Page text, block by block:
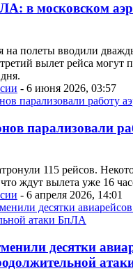
в московском
на полеты вводили
вылет рейса могут
- 6 июня 2026, 03:57
парализовали
115 рейсов.
ждут вылета уже 16
- 6 апреля 2026, 14:01
десятки